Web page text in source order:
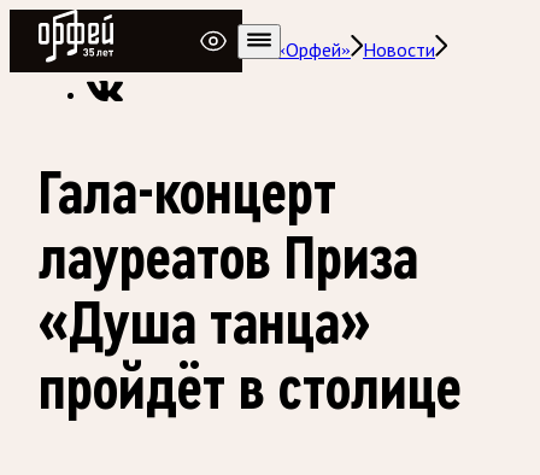
Радио Орфей
Радио классической музыки «Орфей»
Новости
Гала-концерт
лауреатов Приза
«Душа танца»
пройдёт в столице